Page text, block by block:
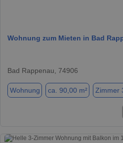
Wohnung zum Mieten in Bad
Bad Rappenau, 74906
Wohnung ca. 90,00 m² Zimmer